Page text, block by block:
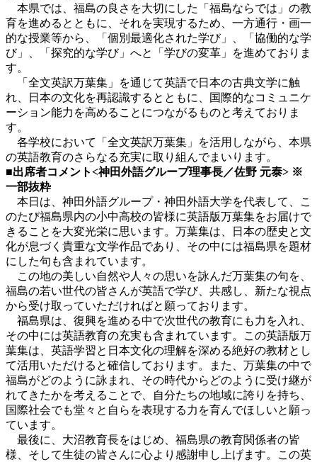
本県では、福島の良さを大切にした「福島ならでは」の教
育を進めるとともに、それを実現するため、一方通行・画一
的な授業等から、「個別最適化された学び」、「協働的な学
び」、「探究的な学び」へと「学びの変革」を進めておりま
す。
「全文英訳万葉集」を通じて英語で日本の古典文学に触
れ、日本の文化を再認識するとともに、国際的なコミュニケ
ーション能力を高めることにつながるものと考えておりま
す。
各学校において「全文英訳万葉集」を活用しながら、本県
の英語教育のさらなる充実に取り組んでまいります。
■出席者コメント<神田外語グループ理事長／佐野 元泰> ※
一部抜粋
本日は、神田外語グループ・神田外語大学を代表して、こ
のたび福島県内の小中高校の皆様に英語版万葉集をお届けで
きることを大変光栄に思います。万葉集は、日本の歴史と文
化が息づく貴重な文学作品であり、その中には福島県を題材
にした句も含まれています。
この地の美しい自然や人々の思いを詠んだ万葉集の句を、
福島の若い世代の皆さんが英語で学び、共感し、新たな視点
から受け取っていただければと願っております。
福島県は、復興を進める中で次世代の教育にも力を入れ、
その中には英語教育の充実も含まれています。この英語版万
葉集は、英語学習と日本文化の理解を深める絶好の教材とし
て活用いただけると確信しております。また、万葉集の中で
福島がどのように詠まれ、その時代からどのように受け継が
れてきたかを考えることで、自分たちの地域に誇りを持ち、
国際社会でも堂々と自らを表現する力を育んでほしいと願っ
ています。
最後に、大沼教育長をはじめ、福島県の教育関係者の皆
様、そして生徒の皆さんに心より感謝申し上げます。この英